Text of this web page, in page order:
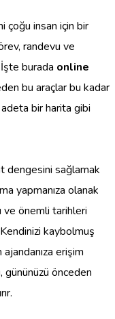
çoğu insan için bir
randevu ve
burada online
bu araçlar bu kadar
adeta bir harita gibi
dengesini sağlamak
yapmanıza olanak
ve önemli tarihleri
kaybolmuş
erişim
gününüzü önceden